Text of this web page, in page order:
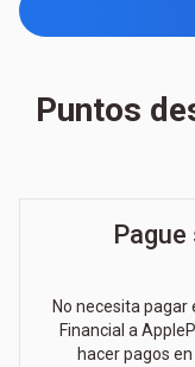
Puntos
No necesita
Financial a
hacer pagos